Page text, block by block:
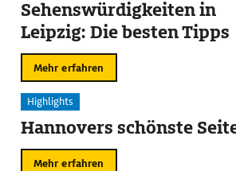
Sehenswürdigkeiten in
Leipzig: Die besten Tipps
Mehr erfahren
Highlights
Hannovers schönste
Mehr erfahren